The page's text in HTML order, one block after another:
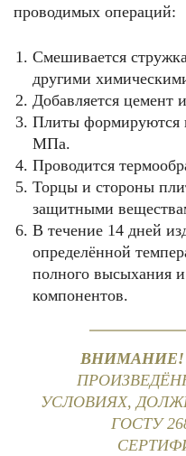
проводимых операций:
Смешивается
другими
Добавляется цемент
Плиты формируются
МПа.
Проводится
Торцы и стороны
защитными
В течение 14 дней
определённой
полного высыхания
компонентов.
ВНИМАНИЕ!
УСЛОВИЯХ,
ГОСТУ